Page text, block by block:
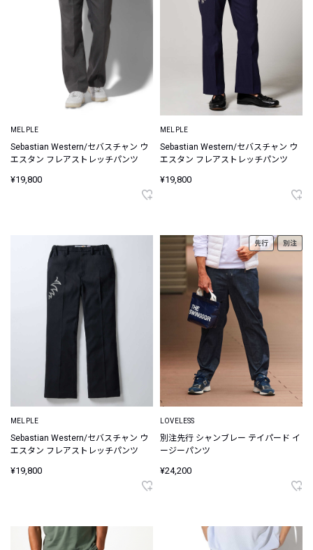
MELPLE
Sebastian Western/セバスチャン ウ
エスタン フレアストレッチパンツ
¥19,800
MELPLE
Sebastian Western/セバスチャン ウ
エスタン フレアストレッチパンツ
¥19,800
MELPLE
Sebastian Western/セバスチャン ウ
エスタン フレアストレッチパンツ
¥19,800
先行 別注
LOVELESS
別注先行 シャンブレー テイパード イ
ージーパンツ
¥24,200